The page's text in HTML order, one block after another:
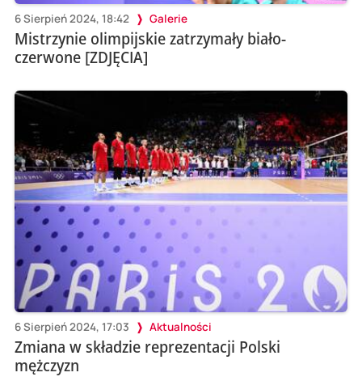
6 Sierpień 2024, 18:42 Galerie
Mistrzynie olimpijskie zatrzymały biało-
czerwone [ZDJĘCIA]
6 Sierpień 2024, 17:03 Aktualności
Zmiana w składzie reprezentacji Polski
mężczyzn